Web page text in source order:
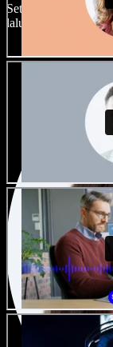
Setiap proyek bisa
lalu sesuaikan